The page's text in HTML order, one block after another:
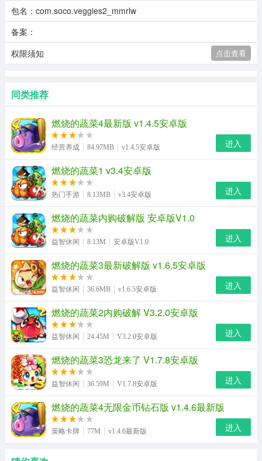
包名：com.soco.veggies2_mmrlw
备案：
权限须知
点击查看
同类推荐
燃烧的蔬菜4最新版 v1.4.5安卓版
经营养成 84.97MB v1.4.5安卓版 进入
燃烧的蔬菜1 v3.4安卓版
热门手游 8.13MB v3.4安卓版 进入
燃烧的蔬菜内购破解版 安卓版V1.0
益智休闲 8.13M 安卓版V1.0 进入
燃烧的蔬菜3最新破解版 v1.6.5安卓版
益智休闲 36.6MB v1.6.5安卓版 进入
燃烧的蔬菜2内购破解 V3.2.0安卓版
益智休闲 24.45M V3.2.0安卓版 进入
燃烧的蔬菜3恐龙来了 V1.7.8安卓版
益智休闲 36.59M V1.7.8安卓版 进入
燃烧的蔬菜4无限金币钻石版 v1.4.6最新版
策略卡牌 77M v1.4.6最新版 进入